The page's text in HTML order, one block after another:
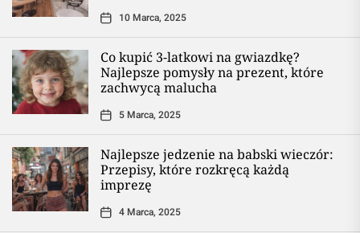
10 Marca, 2025
Co kupić 3-latkowi na gwiazdkę?
Najlepsze pomysły na prezent, które
zachwycą malucha
5 Marca, 2025
Najlepsze jedzenie na babski wieczór:
Przepisy, które rozkręcą każdą
imprezę
4 Marca, 2025